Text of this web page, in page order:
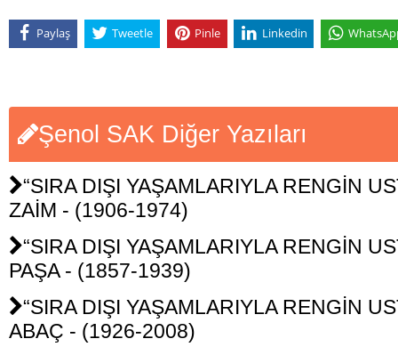
Paylaş Tweetle Pinle Linkedin
Şenol SAK Diğer Yazıları
“SIRA DIŞI YAŞAMLARIYLA RENGİN
ZAİM - (1906-1974)
“SIRA DIŞI YAŞAMLARIYLA RENGİN
PAŞA - (1857-1939)
“SIRA DIŞI YAŞAMLARIYLA RENGİN
ABAÇ - (1926-2008)